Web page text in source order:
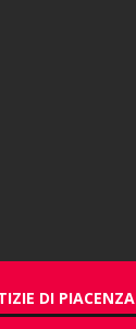
DI PIACENZA